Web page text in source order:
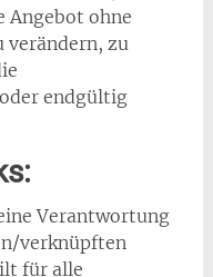
Angebot ohne
verändern, zu
endgültig
Verantwortung
verknüpften
für alle